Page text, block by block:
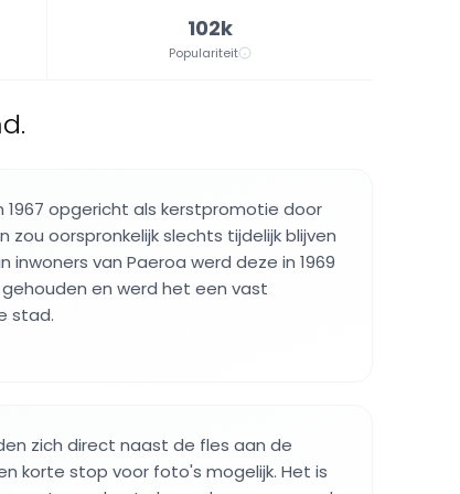
102k
Populariteit
1967 opgericht als kerstpromotie door
zou oorspronkelijk slechts tijdelijk blijven
inwoners van Paeroa werd deze in 1969
en werd het een vast
stad.
zich direct naast de fles aan de
korte stop voor foto's mogelijk. Het is